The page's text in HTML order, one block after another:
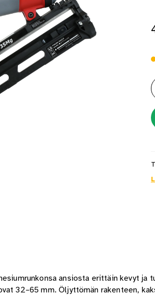
kuivat lauteet? Näin saat saunan
ansiosta erittäin kevyt ja
32–65 mm. Öljyttömän rakenteen,